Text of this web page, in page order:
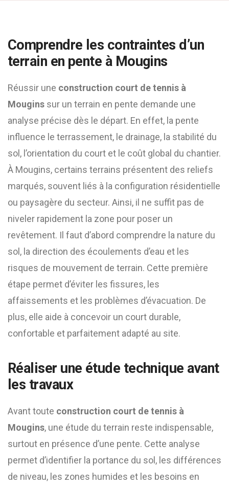
Comprendre les contraintes d’un
terrain en pente à Mougins
Réussir une construction court de tennis à
Mougins sur un terrain en pente demande une
analyse précise dès le départ. En effet, la pente
influence le terrassement, le drainage, la stabilité du
sol, l’orientation du court et le coût global du chantier.
À Mougins, certains terrains présentent des reliefs
marqués, souvent liés à la configuration résidentielle
ou paysagère du secteur. Ainsi, il ne suffit pas de
niveler rapidement la zone pour poser un
revêtement. Il faut d’abord comprendre la nature du
sol, la direction des écoulements d’eau et les
risques de mouvement de terrain. Cette première
étape permet d’éviter les fissures, les
affaissements et les problèmes d’évacuation. De
plus, elle aide à concevoir un court durable,
confortable et parfaitement adapté au site.
Réaliser une étude technique avant
les travaux
Avant toute construction court de tennis à
Mougins, une étude du terrain reste indispensable,
surtout en présence d’une pente. Cette analyse
permet d’identifier la portance du sol, les différences
de niveau, les zones humides et les besoins en